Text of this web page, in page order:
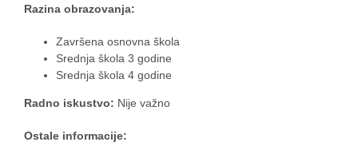
Razina obrazovanja:
Završena osnovna škola
Srednja škola 3 godine
Srednja škola 4 godine
Radno iskustvo: Nije važno
Ostale informacije: